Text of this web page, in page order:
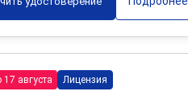
17 августа Лицензия